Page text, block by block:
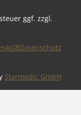
ggf. zzgl.
Starmedic GmbH
AGBDatenschutz